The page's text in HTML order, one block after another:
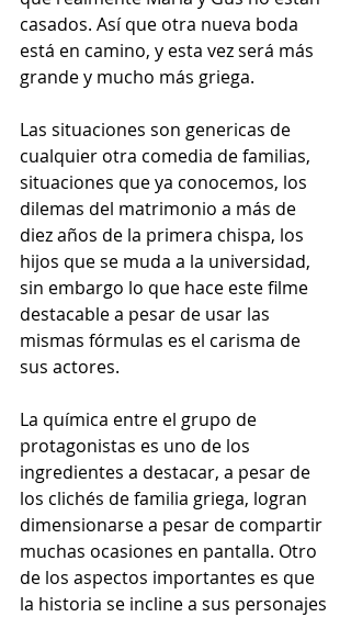
casados. Así que otra nueva boda
está en camino, y esta vez será más
grande y mucho más griega.
Las situaciones son genericas de
cualquier otra comedia de familias,
situaciones que ya conocemos, los
dilemas del matrimonio a más de
diez años de la primera chispa, los
hijos que se muda a la universidad,
sin embargo lo que hace este filme
destacable a pesar de usar las
mismas fórmulas es el carisma de
sus actores.
La química entre el grupo de
protagonistas es uno de los
ingredientes a destacar, a pesar de
los clichés de familia griega, logran
dimensionarse a pesar de compartir
muchas ocasiones en pantalla. Otro
de los aspectos importantes es que
la historia se incline a sus personajes